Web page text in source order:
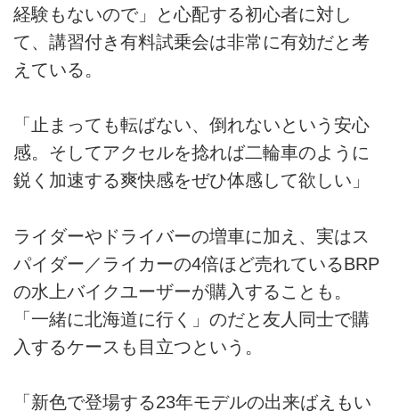
経験もないので」と心配する初心者に対し
て、講習付き有料試乗会は非常に有効だと考
えている。
「止まっても転ばない、倒れないという安心
感。そしてアクセルを捻れば二輪車のように
鋭く加速する爽快感をぜひ体感して欲しい」
ライダーやドライバーの増車に加え、実はス
パイダー／ライカーの4倍ほど売れているBRP
の水上バイクユーザーが購入することも。
「一緒に北海道に行く」のだと友人同士で購
入するケースも目立つという。
「新色で登場する23年モデルの出来ばえもい